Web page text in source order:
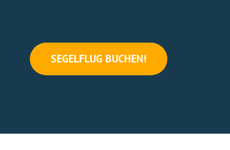
SEGELFLUG BUCHEN!